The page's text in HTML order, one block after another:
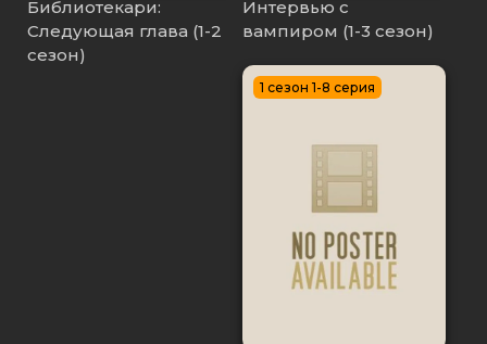
Библиотекари:
Следующая глава (1-2
сезон)
Интервью с
вампиром (1-3 сезон)
1 сезон 1-8 серия